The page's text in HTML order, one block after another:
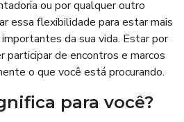
ou por qualquer outro
essa flexibilidade para estar mais
da sua vida. Estar por
participar de encontros e marcos
o que você está procurando.
para você?